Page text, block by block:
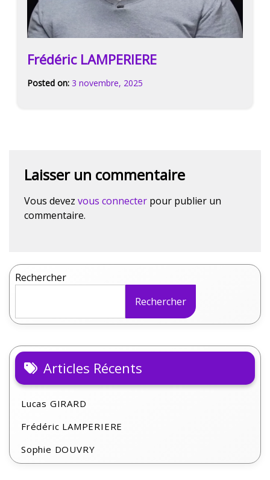
v
Frédéric LAMPERIERE
Posted on: 3 novembre, 2025
p
h
i
y
Laisser un commentaire
Vous devez vous connecter pour publier un
commentaire.
Rechercher
Rechercher
Articles Récents
Lucas GIRARD
Frédéric LAMPERIERE
Sophie DOUVRY